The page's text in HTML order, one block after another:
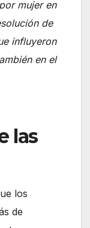
mujer en
de
influyeron
en el
las
los
de